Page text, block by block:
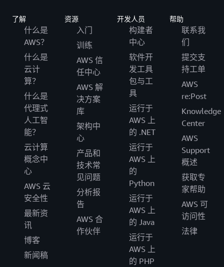
了解
什么是
AWS？
什么是
云计
算？
什么是
代理式
人工智
能？
云计算
概念中
心
AWS 云
安全性
最新资
讯
博客
新闻稿
资源
入门
训练
AWS 信
任中心
AWS 解
决方案
库
架构中
心
产品和
技术常
见问题
分析报
告
AWS 合
作伙伴
开发人员
构建者
中心
软件开
发工具
包与工
具
运行于
AWS 上
的 .NET
运行于
AWS 上
的
Python
运行于
AWS 上
的 Java
运行于
AWS 上
的 PHP
帮助
联系我
们
提交支
持工单
AWS
re:Post
Knowledge
Center
AWS
Support
概述
获取专
家帮助
AWS 可
访问性
法律